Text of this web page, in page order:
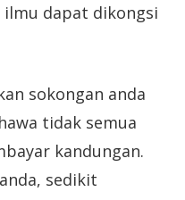
dapat dikongsi
sokongan anda
tidak semua
kandungan.
sedikit